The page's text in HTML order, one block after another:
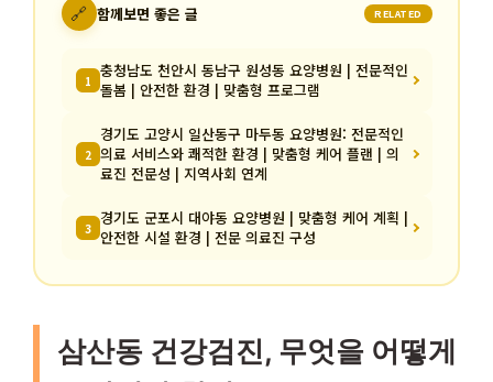
🔗 함께보면 좋은 글 RELATED
1 충청남도 천안시 동남구 원성동 요양병원 | 전문적인
돌봄 | 안전한 환경 | 맞춤형 프로그램
2
경기도 고양시 일산동구 마두동 요양병원: 전문적인
의료 서비스와 쾌적한 환경 | 맞춤형 케어 플랜 | 의
료진 전문성 | 지역사회 연계
3 경기도 군포시 대야동 요양병원 | 맞춤형 케어 계획 |
안전한 시설 환경 | 전문 의료진 구성
삼산동 건강검진, 무엇을 어떻게